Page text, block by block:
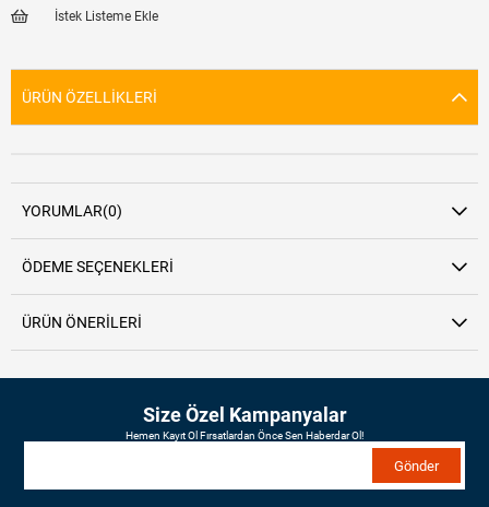
İstek Listeme Ekle
ÜRÜN ÖZELLIKLERI
YORUMLAR(0)
ÖDEME SEÇENEKLERI
ÜRÜN ÖNERILERI
Size Özel Kampanyalar
Hemen Kayıt Ol Fırsatlardan Önce Sen Haberdar Ol!
Gönder